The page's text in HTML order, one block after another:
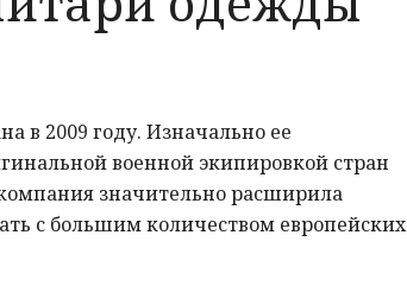
в 2009 году. Изначально ее
военной экипировкой стран
значительно расширила
с большим количеством европейских